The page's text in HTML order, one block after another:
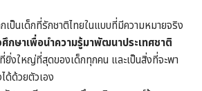
เป็นเด็กที่รักชาติไทยในแบบที่มีความหมายจริง
กษาเพื่อนำความรู้มาพัฒนาประเทศชาติ
ยิ่งใหญ่ที่สุดของเด็กทุกคน และเป็นสิ่งที่จะพา
ด้ด้วยตัวเอง